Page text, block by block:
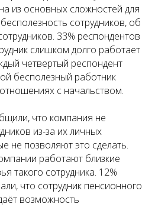
из основных сложностей для
сотрудников, об
33% респондентов
слишком долго работает
четвертый респондент
бесполезный работник
с начальством.
что компания не
из-за их личных
не позволяют это сделать.
работают близкие
такого сотрудника. 12%
что сотрудник пенсионного
возможность